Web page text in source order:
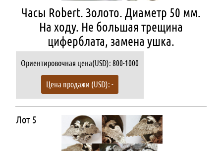
Часы Robert. Золото. Диаметр 50 мм.
На ходу. Не большая трещина
циферблата, замена ушка.
Ориентировочная цена(USD): 800-1000
Цена продажи (USD): -
Лот 5